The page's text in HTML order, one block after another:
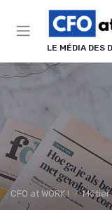
LE MÉDIA DES
CFO at WORK ! Métier
Panneau de gestion